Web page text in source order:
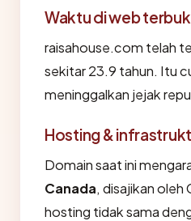
Waktu di web
raisahouse.com telah
sekitar 23.9 tahun. Itu
meninggalkan jejak
Hosting &
Domain saat ini
Canada, disajikan oleh
hosting tidak sama